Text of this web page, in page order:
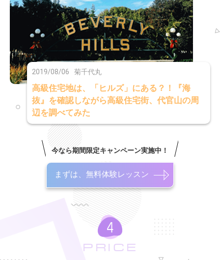
2019/08/06 菊千代丸
高級住宅地は、「ヒルズ」にある？！『海
抜』を確認しながら高級住宅街、代官山の周
辺を調べてみた
今なら期間限定キャンペーン実施中！
まずは、無料体験レッスン
PRICE